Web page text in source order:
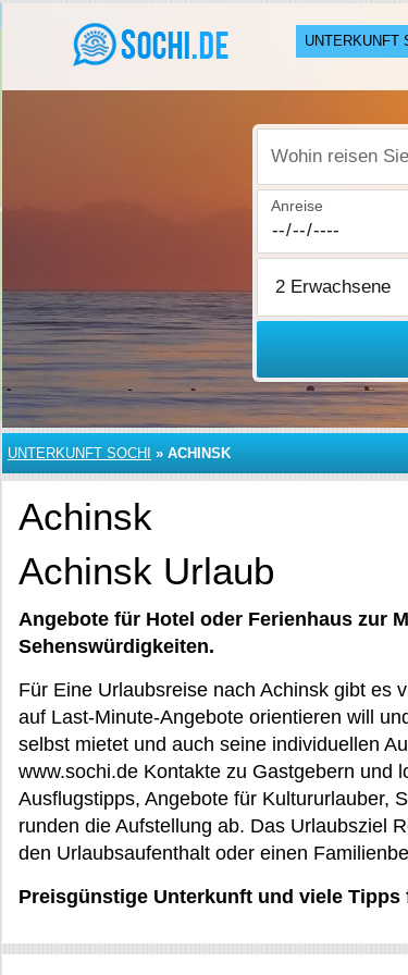
UNTERKUNFT
Wohin reisen Sie?
Anreise
UNTERKUNFT SOCHI » ACHINSK
Achinsk
Achinsk Urlaub
Angebote für Hotel oder Ferienhaus zur
Sehenswürdigkeiten.
Für Eine Urlaubsreise nach Achinsk gibt es
auf Last-Minute-Angebote orientieren will
selbst mietet und auch seine individuellen
www.sochi.de Kontakte zu Gastgebern und
Ausflugstipps, Angebote für Kultururlauber,
runden die Aufstellung ab. Das Urlaubsziel
den Urlaubsaufenthalt oder einen
Preisgünstige Unterkunft und viele